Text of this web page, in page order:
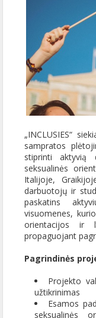
„INCLUSIES“
sampratos
stiprinti aktyvią
seksualinės
Italijoje,
darbuotojų ir
paskatins
visuomenes,
orientacijos ir
propaguojant
Pagrindinės
Projekto
užtikrinimas
Esamos
seksualinės